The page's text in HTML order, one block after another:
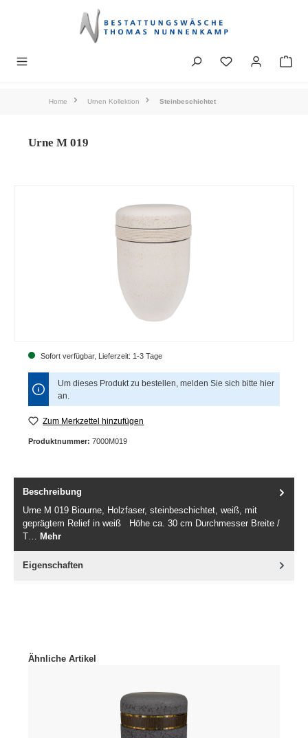
Home Urnen Kollektion Steinbeschichtet
Urne M 019
Sofort verfügbar, Lieferzeit: 1-3 Tage
Um dieses Produkt zu bestellen, melden Sie sich bittehier
an.
Zum Merkzettel hinzufügen
Produktnummer: 7000M019
Beschreibung
Urne M 019 Biourne, Holzfaser, steinbeschichtet, weiß, mit
geprägtem Relief in weiß Höhe ca. 30 cm Durchmesser Breite /
T…
Mehr
Eigenschaften
Produktgalerie überspringen
Ähnliche Artikel